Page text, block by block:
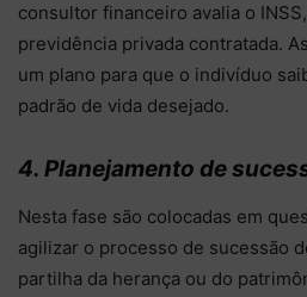
consultor financeiro avalia o
previdência privada contratada.
um plano para que o indivíduo
padrão de vida desejado.
4. Planejamento de
Nesta fase são colocadas em
agilizar o processo de sucessão
partilha da herança ou do